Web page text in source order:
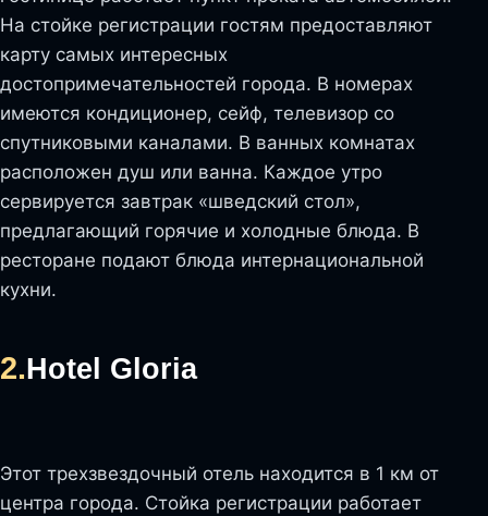
На стойке регистрации гостям предоставляют
карту самых интересных
достопримечательностей города. В номерах
имеются кондиционер, сейф, телевизор со
спутниковыми каналами. В ванных комнатах
расположен душ или ванна. Каждое утро
сервируется завтрак «шведский стол»,
предлагающий горячие и холодные блюда. В
ресторане подают блюда интернациональной
кухни.
2.Hotel Gloria
Этот трехзвездочный отель находится в 1 км от
центра города. Стойка регистрации работает